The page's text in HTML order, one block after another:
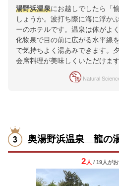
湯野浜温泉にお越しでしたら「
しょうか。波打ち際に海に浮か
ーのホテルです。温泉は体がよ
化物泉で目の前に広がる水平線
で気持ちよく湯あみできます。
会席料理が美味しくいただけます
Natural
奥湯野浜温泉 龍の
2 人 / 19人がお